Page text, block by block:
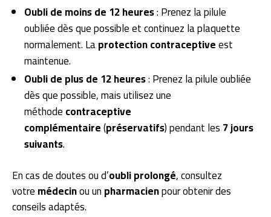
Oubli de moins de 12 heures: Prenez la pilule
oubliée dès que possible et continuez la plaquette
normalement. Laprotection contraceptiveest
maintenue.
Oubli de plus de 12 heures: Prenez la pilule oubliée
dès que possible, mais utilisez une
méthodecontraceptive
complémentaire(préservatifs) pendant les7 jours
suivants.
En cas de doutes ou d’oubli prolongé, consultez
votremédecinou unpharmacienpour obtenir des
conseils adaptés.